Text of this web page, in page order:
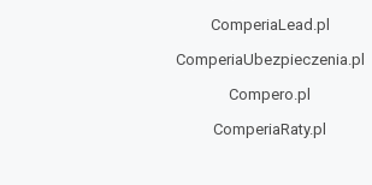
ComperiaLead.pl
ComperiaUbezpieczenia.pl
Compero.pl
ComperiaRaty.pl